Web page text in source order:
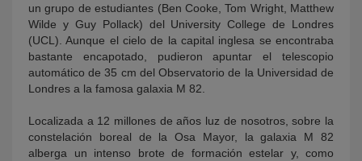
un grupo de estudiantes (Ben Cooke, Tom Wright, Matthew
Wilde y Guy Pollack) del University College de Londres
(UCL). Aunque el cielo de la capital inglesa se encontraba
bastante encapotado, pudieron apuntar el telescopio
automático de 35 cm del Observatorio de la Universidad de
Londres a la famosa galaxia M 82.
Localizada a 12 millones de años luz de nosotros, sobre la
constelación boreal de la Osa Mayor, la galaxia M 82
alberga un intenso brote de formación estelar y, como